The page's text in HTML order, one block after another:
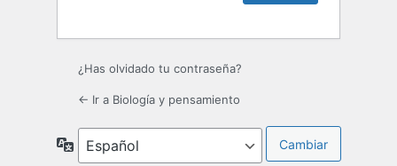
¿Has olvidado tu contraseña?
← Ir a Biología y pensamiento
Idioma